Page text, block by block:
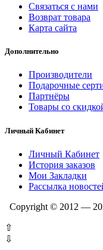
Связаться с нами
Возврат товара
Карта сайта
Дополнительно
Производители
Подарочные
Партнёры
Товары со
Личный Кабинет
Личный Кабинет
История заказов
Мои Закладки
Рассылка
Copyright © 2012 —
⇧
⇩